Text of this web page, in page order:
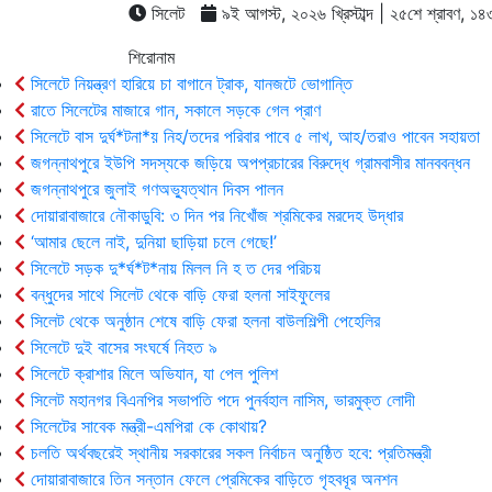
সিলেট
৯ই আগস্ট, ২০২৬ খ্রিস্টাব্দ | ২৫শে শ্রাবণ,
শিরোনাম
সিলেটে নিয়ন্ত্রণ হারিয়ে চা বাগানে ট্রাক, যানজটে ভোগান্তি
রাতে সিলেটের মাজারে গান, সকালে সড়কে গেল প্রাণ
সিলেটে বাস দুর্ঘ*টনা*য় নিহ/তদের পরিবার পাবে ৫ লাখ, আহ/তরাও পাবেন সহায়তা
জগন্নাথপুরে ইউপি সদস্যকে জড়িয়ে অপপ্রচারের বিরুদ্ধে গ্রামবাসীর মানববন্ধন
জগন্নাথপুরে জুলাই গণঅভ্যুত্থান দিবস পালন
দোয়ারাবাজারে নৌকাডুবি: ৩ দিন পর নিখোঁজ শ্রমিকের মরদেহ উদ্ধার
‘আমার ছেলে নাই, দুনিয়া ছাড়িয়া চলে গেছে!’
সিলেটে সড়ক দু*র্ঘ*ট*নায় মিলল নি হ ত দের পরিচয়
বন্ধুদের সাথে সিলেট থেকে বাড়ি ফেরা হলনা সাইফুলের
সিলেট থেকে অনুষ্ঠান শেষে বাড়ি ফেরা হলনা বাউলশিল্পী পেহেলির
সিলেটে দুই বাসের সংঘর্ষে নিহত ৯
সিলেটে ক্রাশার মিলে অভিযান, যা পেল পুলিশ
সিলেট মহানগর বিএনপির সভাপতি পদে পুনর্বহাল নাসিম, ভারমুক্ত লোদী
সিলেটের সাবেক মন্ত্রী-এমপিরা কে কোথায়?
চলতি অর্থবছরেই স্থানীয় সরকারের সকল নির্বাচন অনুষ্ঠিত হবে: প্রতিমন্ত্রী
দোয়ারাবাজারে তিন সন্তান ফেলে প্রেমিকের বাড়িতে গৃহবধূর অনশন